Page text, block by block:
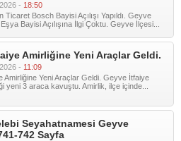
- 18:50
Ticaret Bosch Bayisi Açılışı Yapıldı. Geyve
Bayisi Açılışına İlgi Çoktu. Geyve İlçesi...
Amirliğine Yeni Araçlar Geldi.
- 11:09
Amirliğine Yeni Araçlar Geldi. Geyve İtfaiye
yeni 3 araca kavuştu. Amirlik, ilçe içinde...
Seyahatnamesi Geyve
742 Sayfa